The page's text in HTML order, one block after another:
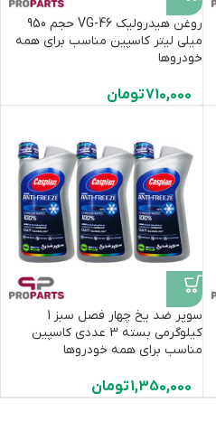
روغن هیدرولیک VG-46 حجم 950
میلی لیتر کاسپین مناسب برای همه
خودروها
710,000تومان
سوپر ضد یخ چهار فصل سبز 1
کیلوگرمی بسته 3 عددی کاسپین
مناسب برای همه خودروها
1,350,000تومان